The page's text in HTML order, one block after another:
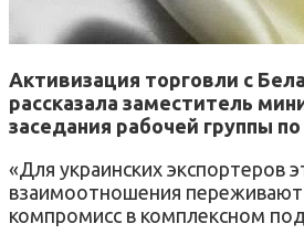
Активизация торговли с
рассказала заместитель
заседания рабочей группы
«Для украинских экспортеров
взаимоотношения переживают
компромисс в комплексном